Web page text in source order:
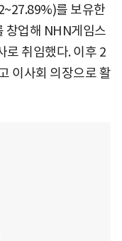
를 보유한
창업해 NHN게임스
로 취임했다. 이후 2
이사회 의장으로 활